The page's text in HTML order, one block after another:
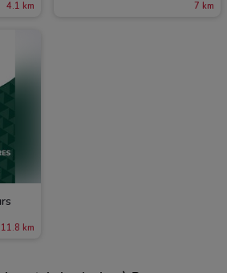
4.1 km 7 km
11.8 km